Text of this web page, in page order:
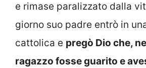
e rimase paralizzato dalla
giorno suo padre entrò in
cattolica e pregò Dio che,
ragazzo fosse guarito e